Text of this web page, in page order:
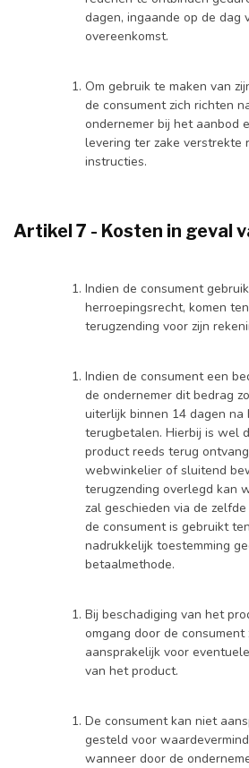
dagen, ingaande op de dag
overeenkomst.
Om gebruik te maken van
de consument zich richten
ondernemer bij het aanbod
levering ter zake verstrekte
instructies.
Artikel 7 - Kosten in geval
Indien de consument
herroepingsrecht, komen
terugzending voor zijn
Indien de consument een
de ondernemer dit bedrag
uiterlijk binnen 14 dagen na
terugbetalen. Hierbij is wel
product reeds terug
webwinkelier of sluitend
terugzending overlegd kan
zal geschieden via de
de consument is gebruikt
nadrukkelijk toestemming
betaalmethode.
Bij beschadiging van het
omgang door de
aansprakelijk voor
van het product.
De consument kan niet
gesteld voor
wanneer door de